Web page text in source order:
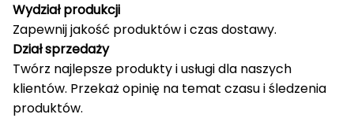
Wydział produkcji
Zapewnij jakość produktów i czas dostawy.
Dział sprzedaży
Twórz najlepsze produkty i usługi dla naszych
klientów. Przekaż opinię na temat czasu i śledzenia
produktów.